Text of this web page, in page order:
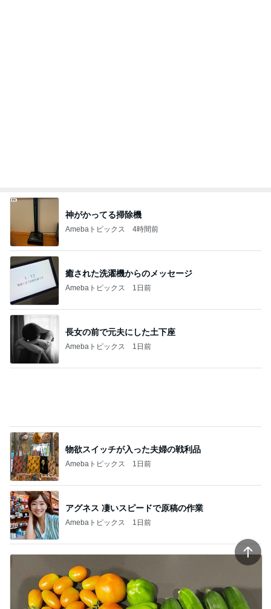
アグネス 凄いスピードで原稿の作業
Amebaトピックス
記事を読む
おからハンバーグで腹パン腹痛地獄
Amebaトピックス 1日前
娘の抱っこ移動が楽になるバッグ
Amebaトピックス 20時間前